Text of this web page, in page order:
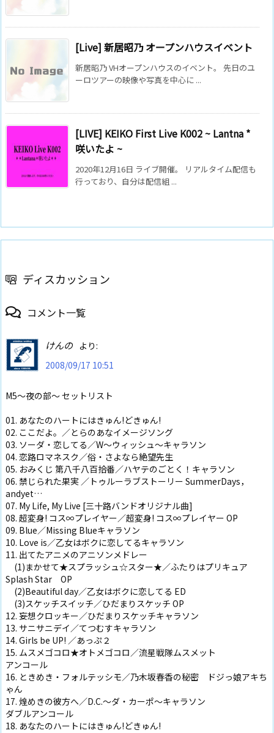
[Live] 新居昭乃 オープンハウスイベント
新居昭乃 VHオープンハウスのイベント。 先日のユ
ーロツアーの映像や写真を中心に ...
[LIVE] KEIKO First Live K002 ~ Lantna *
咲いたよ ~
2020年12月16日 ライブ開催。 リアルタイム配信も
行っており、自分は配信組 ...
ディスカッション
コメント一覧
けんの より:
2008/09/17 10:51
M5～夜の部～ セットリスト
01. あなたのハートにはきゅん!どきゅん!
02. ここだよ。／とらのあなイメージソング
03. ソーダ・恋してる／W～ウィッシュ～キャラソン
04. 恋路ロマネスク／俗・さよなら絶望先生
05. おみくじ 第八千八百拾番／ハヤテのごとく！キャラソン
06. 禁じられた果実 ／トゥルーラブストーリー SummerDays，
andyet…
07. My Life, My Live [三十路バンドオリジナル曲]
08. 超変身! コス∞プレイヤー／超変身! コス∞プレイヤー OP
09. Blue／Missing Blueキャラソン
10. Love is／乙女はボクに恋してるキャラソン
11. 出てたアニメのアニソンメドレー
(1)まかせて★スプラッシュ☆スター★／ふたりはプリキュア
Splash Star OP
(2)Beautiful day／乙女はボクに恋してる ED
(3)スケッチスイッチ／ひだまりスケッチ OP
12. 妄想クロッキー／ひだまりスケッチキャラソン
13. サニサニデイ／てつむすキャラソン
14. Girls be UP! ／あっぷ２
15. ムスメゴコロ★オトメゴコロ／流星戦隊ムスメット
アンコール
16. ときめき・フォルテッシモ／乃木坂春香の秘密 ドジっ娘アキち
ゃん
17. 煌めきの彼方へ／D.C.～ダ・カーポ～キャラソン
ダブルアンコール
18. あなたのハートにはきゅん!どきゅん!